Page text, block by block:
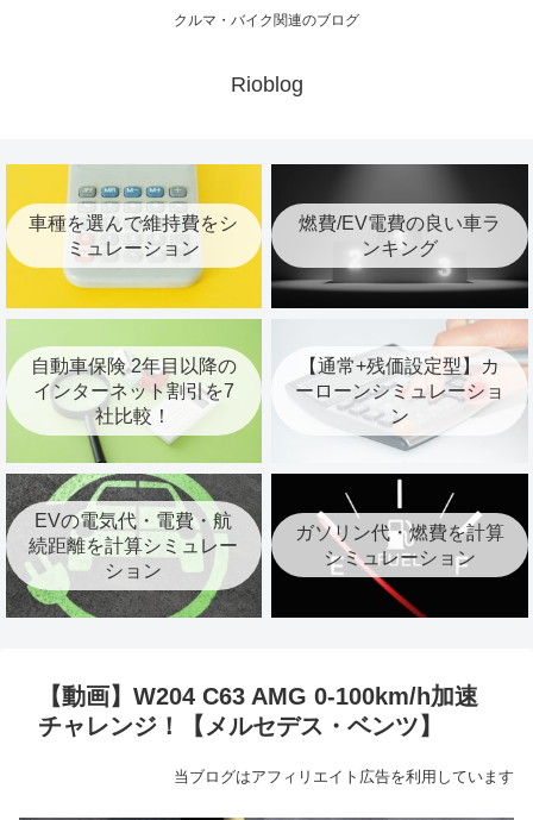
クルマ・バイク関連のブログ
Rioblog
車種を選んで維持費をシ
ミュレーション
燃費/EV電費の良い車ラ
ンキング
自動車保険 2年目以降の
インターネット割引を7
社比較！
【通常+残価設定型】カ
ーローンシミュレーショ
ン
EVの電気代・電費・航
続距離を計算シミュレー
ション
ガソリン代・燃費を計算
シミュレーション
【動画】W204 C63 AMG 0-100km/h加速
チャレンジ！【メルセデス・ベンツ】
当ブログはアフィリエイト広告を利用しています